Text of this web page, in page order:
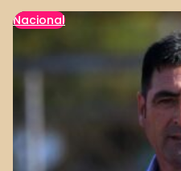
Nacional